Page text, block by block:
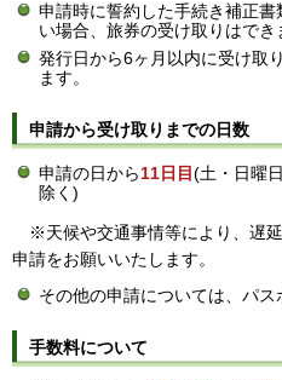
申請時に誓約した手続き補正
い場合、旅券の受け取りはでき
発行日から6ヶ月以内に受け取
ます。
申請から受け取りまでの日数
申請の日から11日目(土・日曜
除く)
※天候や交通事情等により、遅
申請をお願いいたします。
その他の申請については、パス
手数料について